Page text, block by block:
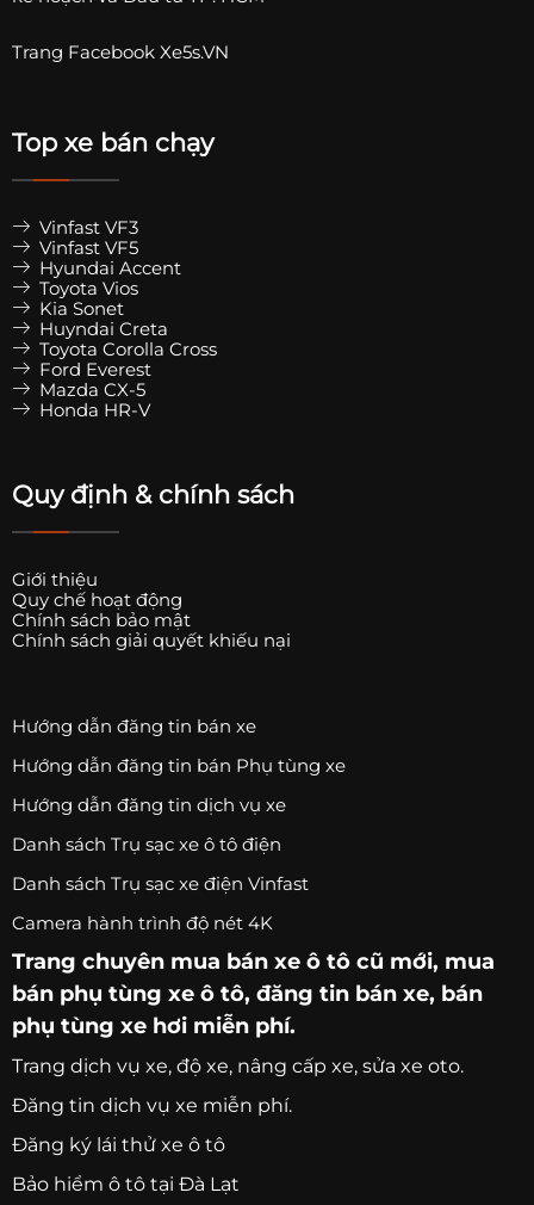
Trang Facebook Xe5s.VN
Top xe bán chạy
Vinfast VF3
Vinfast VF5
Hyundai Accent
Toyota Vios
Kia Sonet
Huyndai Creta
Toyota Corolla Cross
Ford Everest
Mazda CX-5
Honda HR-V
Quy định & chính sách
Giới thiệu
Quy chế hoạt động
Chính sách bảo mật
Chính sách giải quyết khiếu nại
Hướng dẫn đăng tin bán xe
Hướng dẫn đăng tin bán Phụ tùng xe
Hướng dẫn đăng tin dịch vụ xe
Danh sách Trụ sạc xe ô tô điện
Danh sách Trụ sạc xe điện Vinfast
Camera hành trình độ nét 4K
Trang chuyên mua bán xe ô tô cũ mới, mua
bán phụ tùng xe ô tô, đăng tin bán xe, bán
phụ tùng xe hơi miễn phí.
Trang dịch vụ xe, độ xe, nâng cấp xe, sửa xe oto.
Đăng tin dịch vụ xe miễn phí.
Đăng ký lái thử xe ô tô
Bảo hiểm ô tô tại Đà Lạt